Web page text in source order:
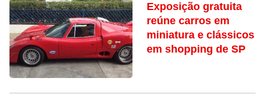
Exposição gratuita
reúne carros em
miniatura e clássicos
em shopping de SP